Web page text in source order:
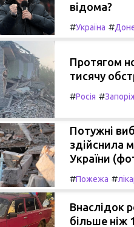
відома?
#Україна #
Протягом
тисячу
#Росія #
Потужні
здійснила
України
#Пожежа #
Внаслідок
більше ніж